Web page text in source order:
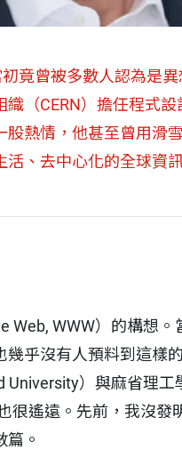
竟曾被多數人認為是
（CERN）擔任程式
熱情，他甚至曾用滑
、去中心化的全球資
Web, WWW）的構想
乎沒有人預料到這樣
University）與麻省理
很遙遠。先前，我沒
。